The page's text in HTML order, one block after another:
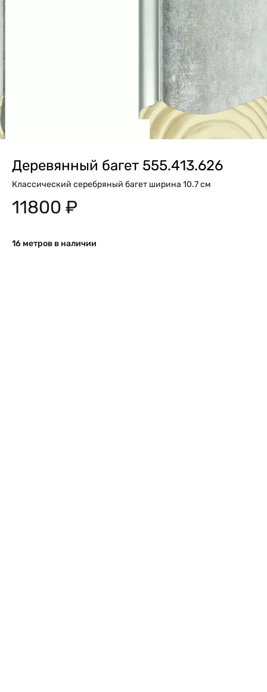
Деревянный багет 555.413.626
Классический серебряный багет ширина 10.7 см
11800 ₽
16 метров в наличии